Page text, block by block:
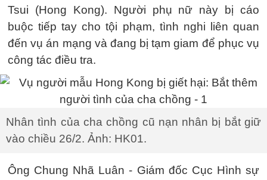
Tsui (Hong Kong). Người phụ nữ này bị cáo
buộc tiếp tay cho tội phạm, tình nghi liên quan
đến vụ án mạng và đang bị tạm giam để phục vụ
công tác điều tra.
Nhân tình của cha chồng cũ nạn nhân bị bắt giữ
vào chiều 26/2. Ảnh: HK01.
Ông Chung Nhã Luân - Giám đốc Cục Hình sự